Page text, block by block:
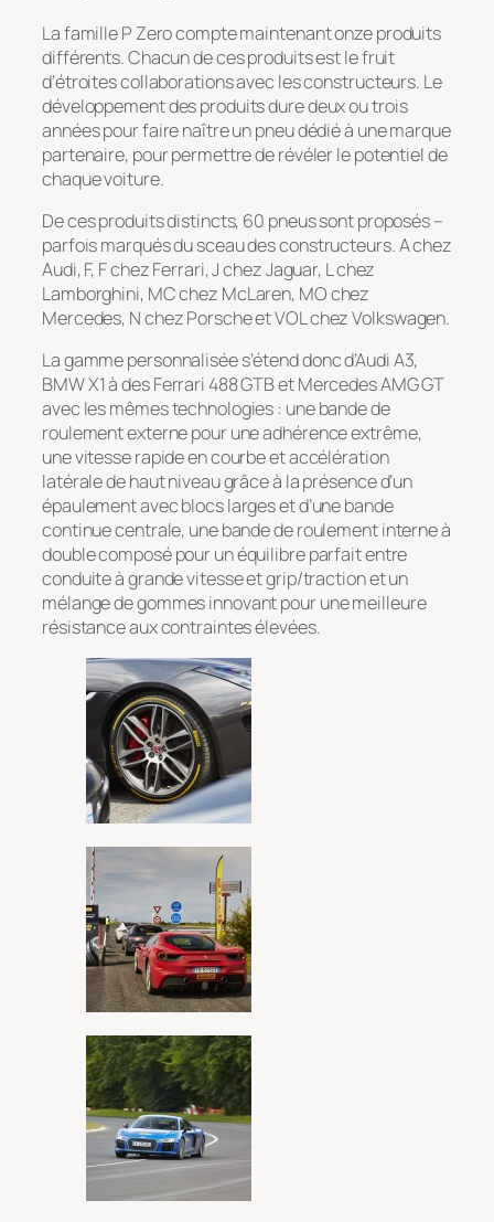
La famille P Zero compte maintenant onze produits
différents. Chacun de ces produits est le fruit
d’étroites collaborations avec les constructeurs. Le
développement des produits dure deux ou trois
années pour faire naître un pneu dédié à une marque
partenaire, pour permettre de révéler le potentiel de
chaque voiture.
De ces produits distincts, 60 pneus sont proposés –
parfois marqués du sceau des constructeurs. A chez
Audi, F, F chez Ferrari, J chez Jaguar, L chez
Lamborghini, MC chez McLaren, MO chez
Mercedes, N chez Porsche et VOL chez Volkswagen.
La gamme personnalisée s’étend donc d’Audi A3,
BMW X1 à des Ferrari 488 GTB et Mercedes AMG GT
avec les mêmes technologies : une bande de
roulement externe pour une adhérence extrême,
une vitesse rapide en courbe et accélération
latérale de haut niveau grâce à la présence d’un
épaulement avec blocs larges et d’une bande
continue centrale, une bande de roulement interne à
double composé pour un équilibre parfait entre
conduite à grande vitesse et grip/traction et un
mélange de gommes innovant pour une meilleure
résistance aux contraintes élevées.